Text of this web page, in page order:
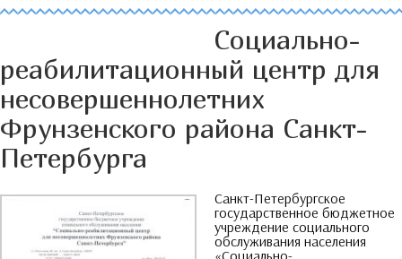
Социально-
реабилитационный центр для
несовершеннолетних
Фрунзенского района Санкт-
Петербурга
Санкт-Петербургское
государственное бюджетное
учреждение социального
обслуживания населения
«Социально-